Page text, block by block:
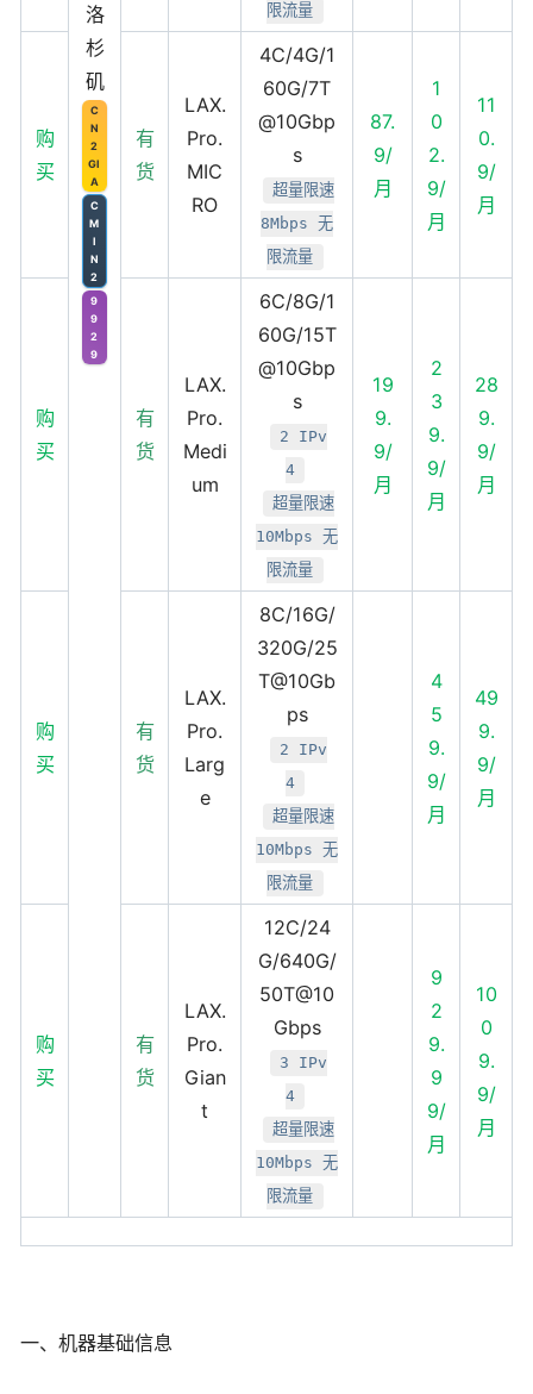
洛
杉
矶
C
N
2
GI
A
C
M
I
N
2
9
9
2
9
限流量
购
买
有
货
LAX.
Pro.
MIC
RO
4C/4G/1
60G/7T
@10Gbp
s
超量限速
8Mbps 无
限流量
87.
9/
月
1
0
2.
9/
月
11
0.
9/
月
购
买
有
货
LAX.
Pro.
Medi
um
6C/8G/1
60G/15T
@10Gbp
s
2 IPv
4
超量限速
10Mbps 无
限流量
19
9.
9/
月
2
3
9.
9/
月
28
9.
9/
月
购
买
有
货
LAX.
Pro.
Larg
e
8C/16G/
320G/25
T@10Gb
ps
2 IPv
4
超量限速
10Mbps 无
限流量
4
5
9.
9/
月
49
9.
9/
月
购
买
有
货
LAX.
Pro.
Gian
t
12C/24
G/640G/
50T@10
Gbps
3 IPv
4
超量限速
10Mbps 无
限流量
9
2
9.
9
9/
月
10
0
9.
9/
月
一、机器基础信息